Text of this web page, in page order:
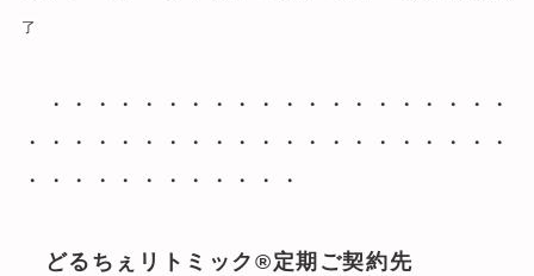
了
・・・・・・・・・・・・・・・・・・・・
・・・・・・・・・・・・・・・・・・・・・
・・・・・・・・・・・・
どるちぇリトミック®定期ご契約先